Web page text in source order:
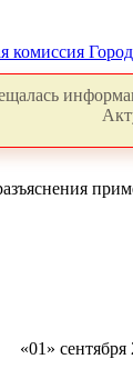
комиссия
2009